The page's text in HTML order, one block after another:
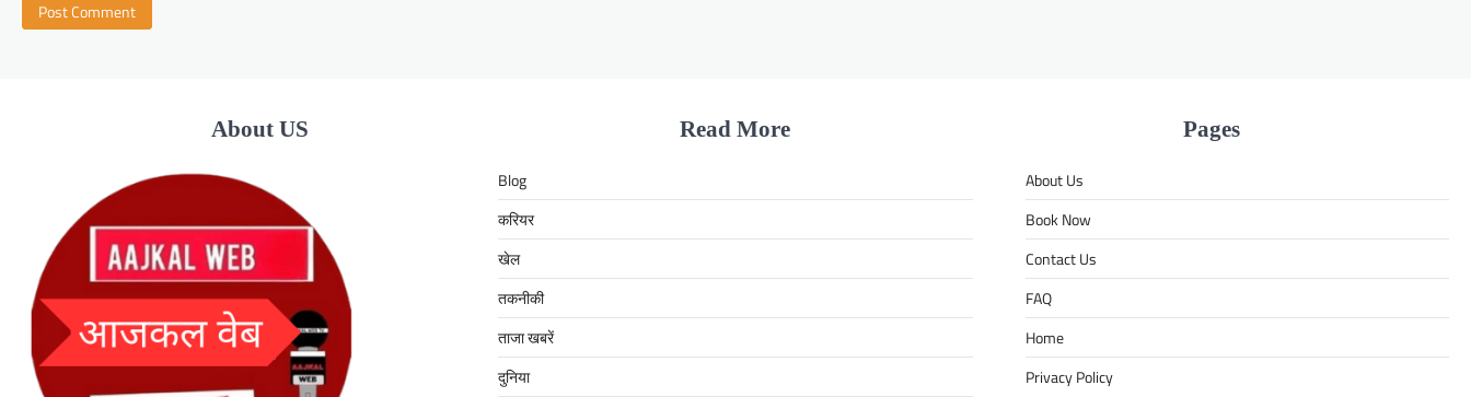
About US Read More
Blog
करियर
खेल
तकनीकी
ताजा खबरें
दुनिया
Pages
About Us
Book Now
Contact Us
FAQ
Home
Privacy Policy